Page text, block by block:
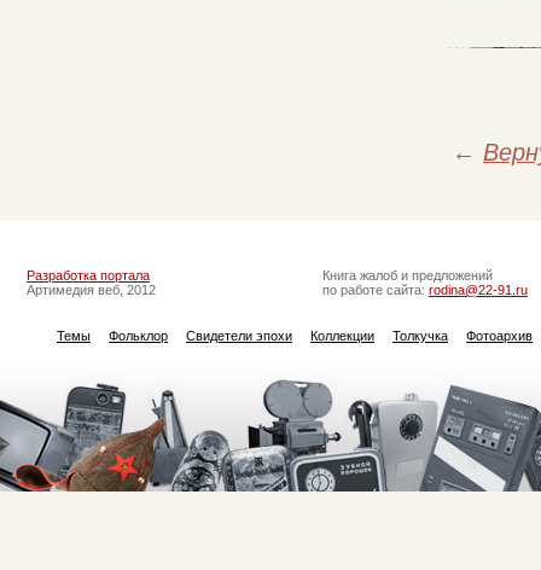
←
Разработка портала
Артимедия веб, 2012
Книга жалоб и предложений
по работе сайта: rodina@22-91.ru
Темы Фольклор Свидетели эпохи Коллекции Толкучка Фотоархив